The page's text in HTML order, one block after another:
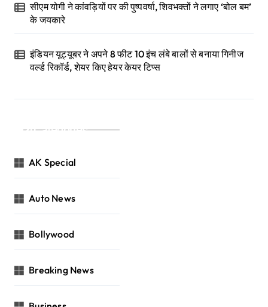
सीएम योगी ने कांवड़ियों पर की पुष्पवर्षा, शिवभक्तों ने लगाए ‘बोल बम’
के जयकारे
इंडियन यूट्यूबर ने अपने 8 फीट 10 इंच लंबे बालों से बनाया गिनीज
वर्ल्ड रिकॉर्ड, शेयर किए हेयर केयर टिप्स
Categories
AK Special
Auto News
Bollywood
Breaking News